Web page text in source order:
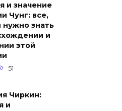
и значение
Чунг: все,
нужно знать
и
этой
51
Чиркин:
и